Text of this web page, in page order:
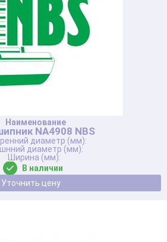
NA4908 NBS
В наличии
Уточнить цену